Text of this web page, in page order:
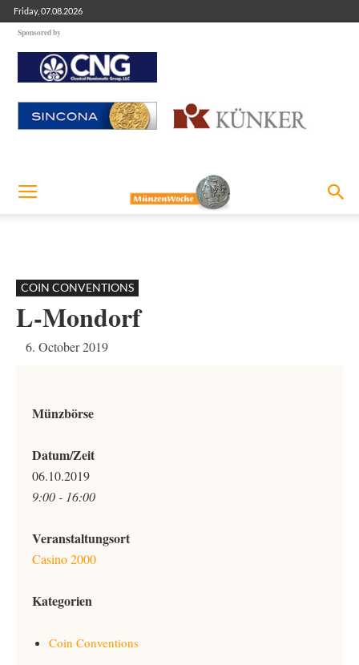
Friday, 07.08.2026
Sponsored by
COIN CONVENTIONS
L-Mondorf
6. October 2019
Münzbörse
Datum/Zeit
06.10.2019
9:00 - 16:00
Veranstaltungsort
Casino 2000
Kategorien
Coin Conventions